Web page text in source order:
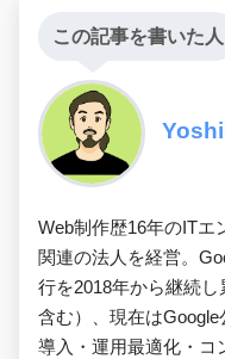
この記事を書いた人
Web制作歴16年のITエ
関連の法人を経営。
行を2018年から継続
含む）、現在は
導入・運用最適化・コ